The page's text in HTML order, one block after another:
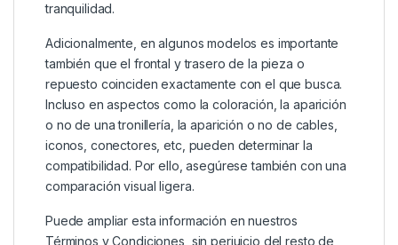
tranquilidad.
Adicionalmente, en algunos modelos es importante
también que el frontal y trasero de la pieza o
repuesto coinciden exactamente con el que busca.
Incluso en aspectos como la coloración, la aparición
o no de una tronillería, la aparición o no de cables,
iconos, conectores, etc, pueden determinar la
compatibilidad. Por ello, asegúrese también con una
comparación visual ligera.
Puede ampliar esta información en nuestros
Términos y Condiciones , sin perjuicio del resto de